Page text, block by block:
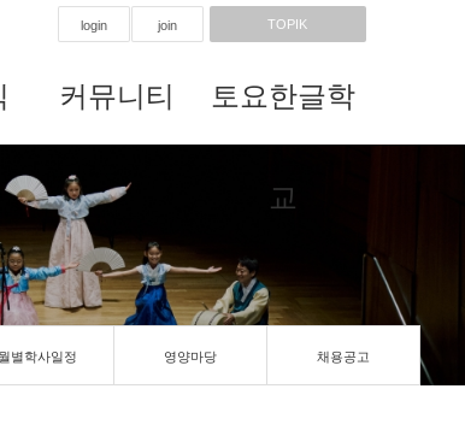
login join TOPIK
커뮤니티 토요한글학
교
월별학사일정 영양마당 채용공고